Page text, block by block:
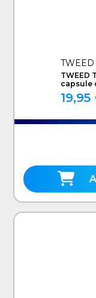
TWEED
TWEED
capsule
19,95